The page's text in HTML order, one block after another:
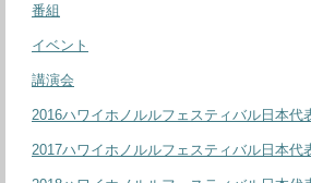
番組
イベント
講演会
2016ハワイホノルルフェスティバル日本代
2017ハワイホノルルフェスティバル日本代